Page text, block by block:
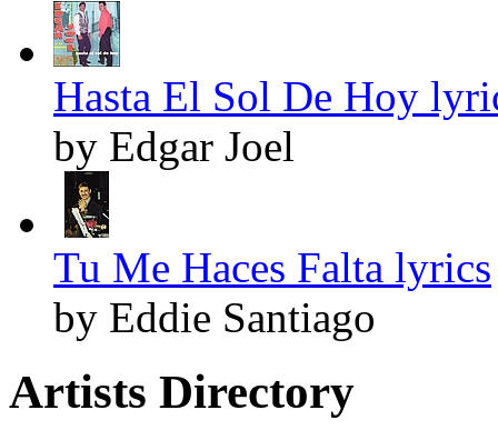
Hasta El Sol De Hoy
by Edgar Joel
Tu Me Haces Falta lyrics
by Eddie Santiago
Artists Directory